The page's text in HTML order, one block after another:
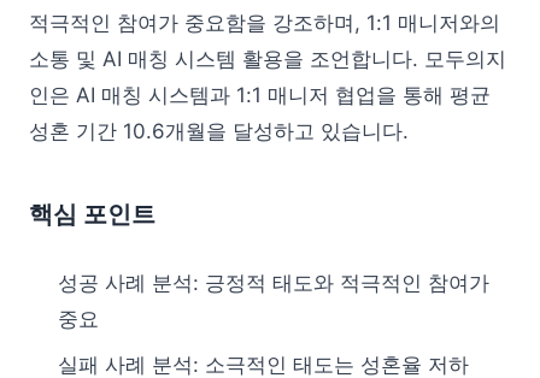
적극적인 참여가 중요함을 강조하며, 1:1 매니저와의
소통 및 AI 매칭 시스템 활용을 조언합니다. 모두의지
인은 AI 매칭 시스템과 1:1 매니저 협업을 통해 평균
성혼 기간 10.6개월을 달성하고 있습니다.
핵심 포인트
성공 사례 분석: 긍정적 태도와 적극적인 참여가
중요
실패 사례 분석: 소극적인 태도는 성혼율 저하